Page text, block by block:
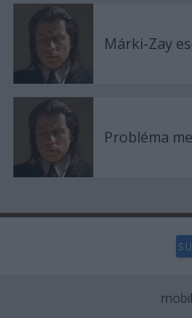
Márki-Zay
Probléma
mobil